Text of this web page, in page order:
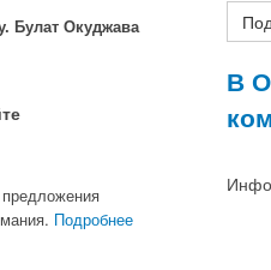
В
Булат Окуджава
Подробнее